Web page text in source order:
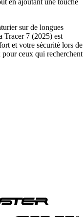
sur de longues
Tracer 7 (2025) est
et votre sécurité lors de
ceux qui recherchent